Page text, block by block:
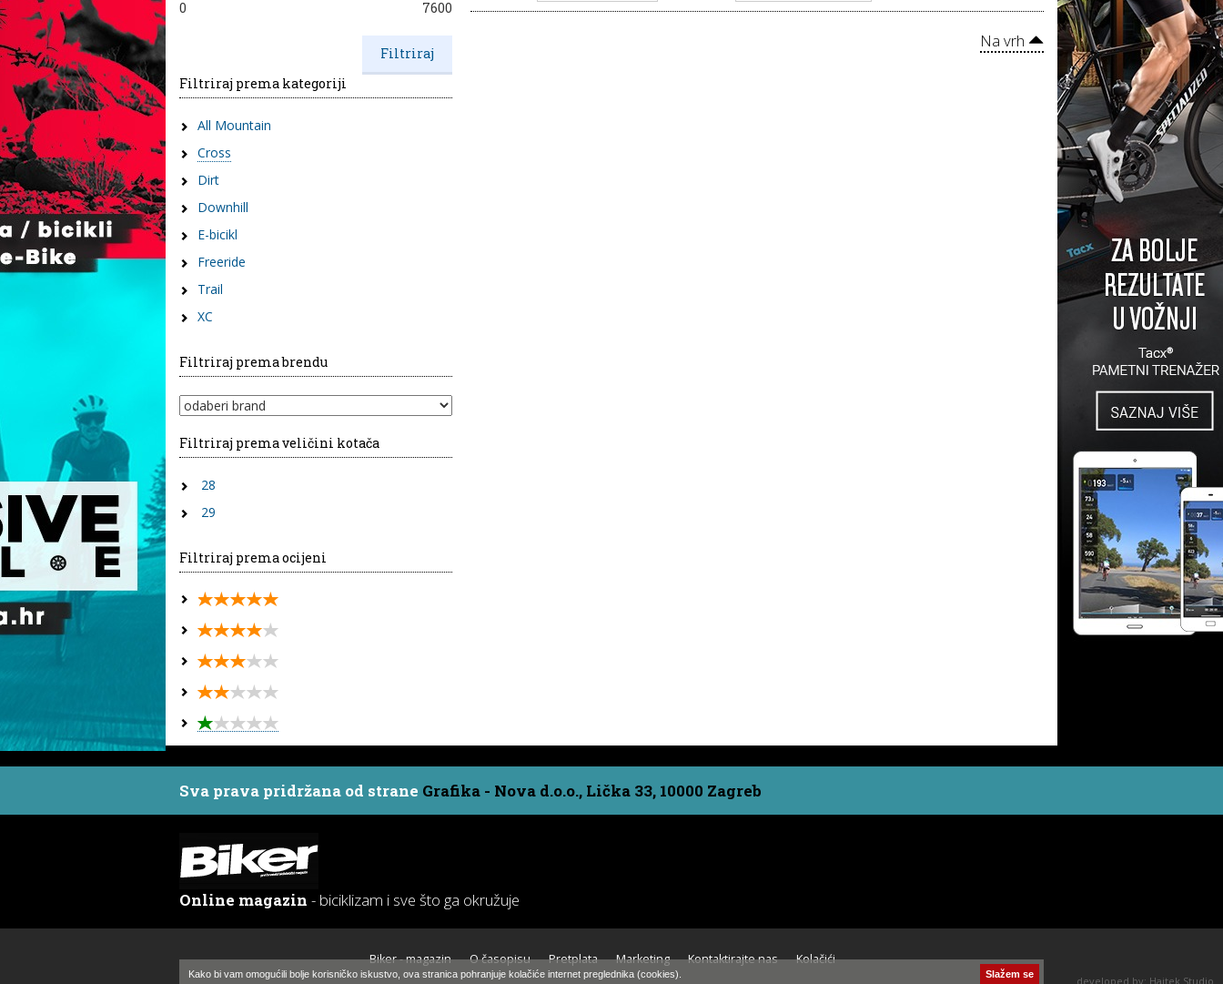
0 7600
Filtriraj prema kategoriji
All Mountain
Cross
Dirt
Downhill
E-bicikl
Freeride
Trail
XC
Filtriraj prema brendu
Filtriraj prema veličini kotača
28
29
Filtriraj prema ocijeni
Na vrh
Sva prava pridržana od strane Grafika - Nova d.o.o., Lička 33, 10000 Zagreb
Online magazin - biciklizam i sve što ga okružuje
Biker - magazin O časopisu Pretplata Marketing Kontaktirajte nas Kolačići
developed by: Hajtek Studio
Kako bi vam omogućili bolje korisničko iskustvo, ova stranica pohranjuje kolačiće internet preglednika (cookies). Slažem se